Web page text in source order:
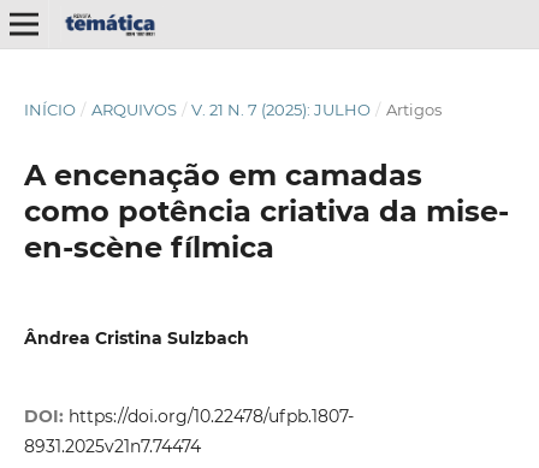
INÍCIO / ARQUIVOS / V. 21 N. 7 (2025): JULHO / Artigos
A encenação em camadas
como potência criativa da mise-
en-scène fílmica
Ândrea Cristina Sulzbach
DOI: https://doi.org/10.22478/ufpb.1807-
8931.2025v21n7.74474